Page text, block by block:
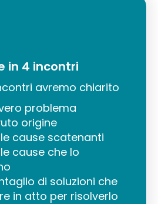
in 4 incontri
avremo chiarito
problema
origine
cause scatenanti
cause che lo
di soluzioni che
in atto per risolverlo